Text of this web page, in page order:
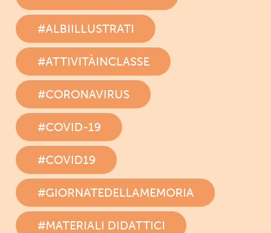
#ALBIILLUSTRATI
#ATTIVITÀINCLASSE
#CORONAVIRUS
#COVID-19
#COVID19
#GIORNATEDELLAMEMORIA
#MATERIALI DIDATTICI